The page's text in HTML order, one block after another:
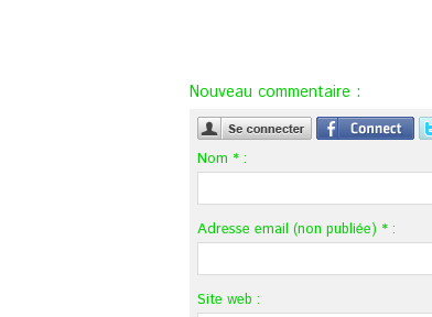
Nouveau commentaire :
Nom * :
Adresse email (non publiée) * :
Site web :